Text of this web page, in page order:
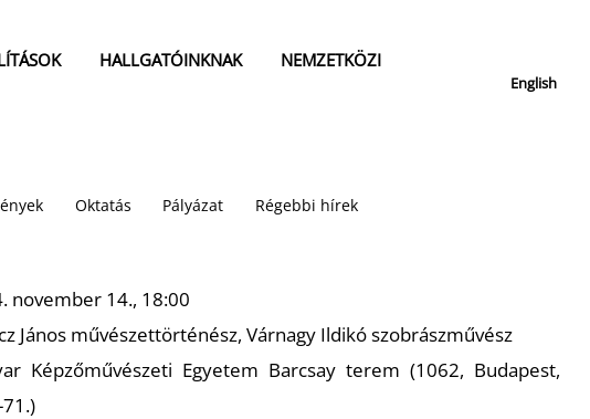
HALLGATÓINKNAK
NEMZETKÖZI
English
Oktatás Pályázat Régebbi hírek
november 14., 18:00
János művészettörténész, Várnagy Ildikó szobrászművész
Képzőművészeti Egyetem Barcsay terem (1062, Budapest,